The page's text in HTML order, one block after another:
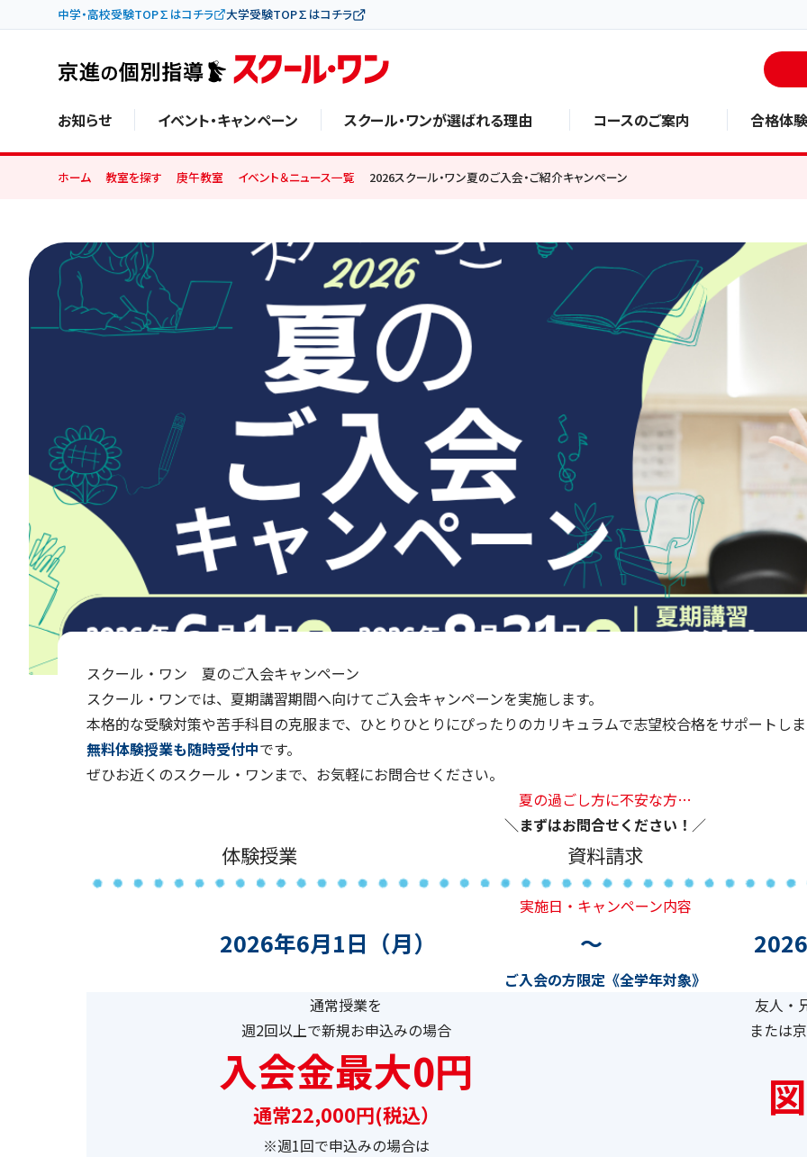
中学・高校受験TOP∑はコチラ 大学受験TOP∑はコチラ
お知らせ イベント・キャンペーン スクール・ワンが選ばれる理由 コースのご案内 合格体
ホーム 教室を探す 庚午教室 イベント＆ニュース一覧 2026スクール・ワン夏のご入会・ご紹介キャンペーン
スクール・ワン 夏のご入会キャンペーン
スクール・ワンでは、夏期講習期間へ向けてご入会キャンペーンを実施します。
本格的な受験対策や苦手科目の克服まで、ひとりひとりにぴったりのカリキュラムで志望校合格をサポートし
無料体験授業も随時受付中です。
ぜひお近くのスクール・ワンまで、お気軽にお問合せください。
夏の過ごし方に不安な方…
＼まずはお問合せください！ ／
体験授業 資料請求
実施日・キャンペーン内容
2026年6月1日（月） ～
ご入会の方限定《全学年対象》
通常授業を
週2回以上で新規お申込みの場合
入会金最大0円
通常22,000円(税込）
※週1回で申込みの場合は
友人・
または